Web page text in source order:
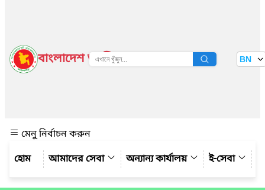
বাংলাদেশ জাতীয় তথ্য বাতায়ন BN
মেনু নির্বাচন করুন
আমাদের সেবা
অন্যান্য কার্যালয় ই-সেবা